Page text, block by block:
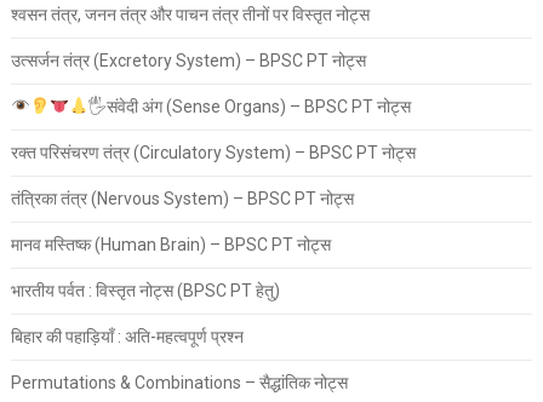
श्वसन तंत्र, जनन तंत्र और पाचन तंत्र तीनों पर विस्तृत नोट्स
उत्सर्जन तंत्र (Excretory System) – BPSC PT नोट्स
🖐संवेदी अंग (Sense Organs) – BPSC PT नोट्स
रक्त परिसंचरण तंत्र (Circulatory System) – BPSC PT नोट्स
तंत्रिका तंत्र (Nervous System) – BPSC PT नोट्स
मानव मस्तिष्क (Human Brain) – BPSC PT नोट्स
भारतीय पर्वत : विस्तृत नोट्स (BPSC PT हेतु)
बिहार की पहाड़ियाँ : अति-महत्वपूर्ण प्रश्न
Permutations & Combinations – सैद्धांतिक नोट्स